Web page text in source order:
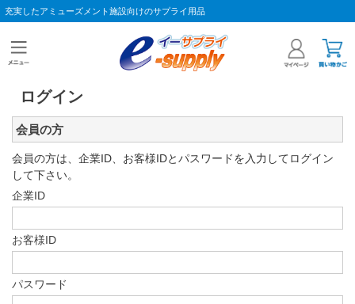
充実したアミューズメント施設向けのサプライ用品
ログイン
会員の方
会員の方は、企業ID、お客様IDとパスワードを入力してログイン
して下さい。
企業ID
お客様ID
パスワード